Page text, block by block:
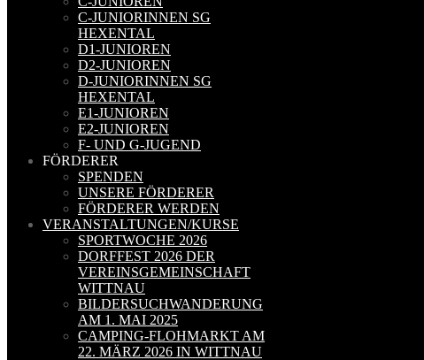
C-JUNIORINNEN SG
HEXENTAL
D1-JUNIOREN
D2-JUNIOREN
D-JUNIORINNEN SG
HEXENTAL
E1-JUNIOREN
E2-JUNIOREN
F- UND G-JUGEND
FÖRDERER
SPENDEN
UNSERE FÖRDERER
FÖRDERER WERDEN
VERANSTALTUNGEN/KURSE
SPORTWOCHE 2026
DORFFEST 2026 DER
VEREINSGEMEINSCHAFT
WITTNAU
BILDERSUCHWANDERUNG
AM 1. MAI 2025
CAMPING-FLOHMARKT AM
22. MÄRZ 2026 IN WITTNAU